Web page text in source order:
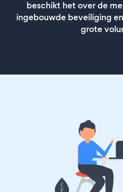
beschikt het over de
ingebouwde beveiliging
grote